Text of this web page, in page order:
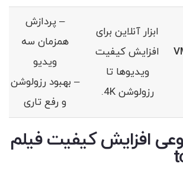
ابزار آنلاین برای
افزایش کیفیت
ویدیوها تا
رزولوشن 4K.
– پردازش
همزمان سه
ویدیو
– بهبود رزولوشن
و رفع تاری
افزایش کیفیت فیلم